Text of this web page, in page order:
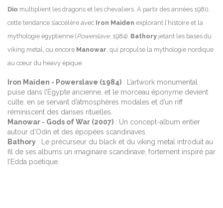
Dio multiplient les dragons et les chevaliers. À partir des années 1980,
cette tendance s’accélère avec Iron Maiden explorant l’histoire et la
mythologie égyptienne (Powerslave, 1984), Bathory jetant les bases du
viking metal, ou encore Manowar , qui propulse la mythologie nordique
au cœur du heavy épique.
Iron Maiden - Powerslave (1984) : L’artwork monumental
puise dans l’Égypte ancienne, et le morceau éponyme devient
culte, en se servant d’atmosphères modales et d’un riff
réminiscent des danses rituelles.
Manowar - Gods of War (2007) : Un concept-album entier
autour d’Odin et des épopées scandinaves.
Bathory : Le précurseur du black et du viking metal introduit au
fil de ses albums un imaginaire scandinave, fortement inspiré par
l’Edda poétique.